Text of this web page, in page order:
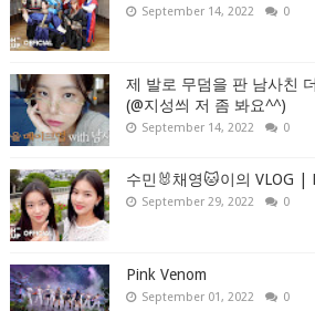
September 14, 2022 0
제 발로 무덤을 판 남사친
(@지성씌 저 좀 봐요^^)
September 14, 2022 0
수민🐰채영🐱이의 VLOG |
September 29, 2022 0
Pink Venom
September 01, 2022 0